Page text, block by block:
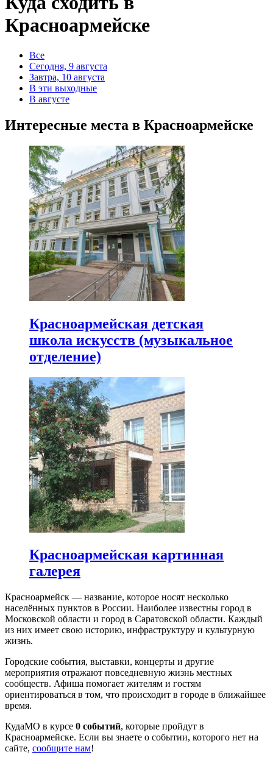
Красноармейске
Все
Сегодня, 9 августа
Завтра, 10 августа
В эти выходные
В августе
Интересные места в Красноармейске
Красноармейская детская
школа искусств (музыкальное
отделение)
Красноармейская картинная
галерея
Красноармейск — название, которое носят несколько
населённых пунктов в России. Наиболее известны город в
Московской области и город в Саратовской области. Каждый
из них имеет свою историю, инфраструктуру и культурную
жизнь.
Городские события, выставки, концерты и другие
мероприятия отражают повседневную жизнь местных
сообществ. Афиша помогает жителям и гостям
ориентироваться в том, что происходит в городе в ближайшее
время.
КудаМО в курсе 0 событий, которые пройдут в
Красноармейске. Если вы знаете о событии, которого нет на
сайте, сообщите нам!